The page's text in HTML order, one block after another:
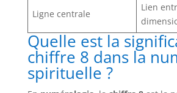
Ligne centrale
Lien
Quelle est la
chiffre 8 dans la
spirituelle ?